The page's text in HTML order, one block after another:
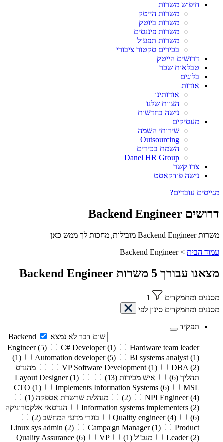
חיפוש משרות
משרות הייטק
משרות ביוטק
משרות פיננסים
משרות תפעול
בכירים סקטור ציבורי
דרושים הייטק
טבלאות שכר
בלוגים
אודות
אודותינו
הצוות שלנו
נישה בחדשות
מעסיקים
שירותי השמה
Outsourcing
השמת בכירים
Danel HR Group
צרו קשר
נישה פודקאסט
מגייסים עובדים?
דרושים Backend Engineer
משרות Backend Engineer מובילות, מחכות לך ממש כאן
עמוד הבית >
Backend Engineer
מצאנו עבורך 5 משרות Backend Engineer
מסננים ומתמקדים
1
מסננים ומתמקדים סינון לפי
תפקיד
שום דבר לא נמצא
Backend
Engineer (5) C# Developer (1)
Hardware team leader
(1)
Automation developer (5) BI systems analyst (1)
VP Software Development (1) DBA (2)
מהנדס
תהליך (6) איש מכירות (13)
Layout Designer (1)
CTO (1) Implements Information Systems (6)
MSL
(2)
NPI Engineer (4) מנהל/ת שרשרת אספקה (1)
Information systems implementers (2)
הנדסאי אלקטרוניקה
(6)
Quality engineer (4) בוגרי מדעי המחשב (2)
Linux sys admin (2) Campaign Manager (1)
Product
Leader (2) מנכ"ל (1)
Quality Assurance (6)
VP